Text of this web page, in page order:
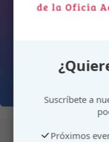
Suscríbete a
Próximos